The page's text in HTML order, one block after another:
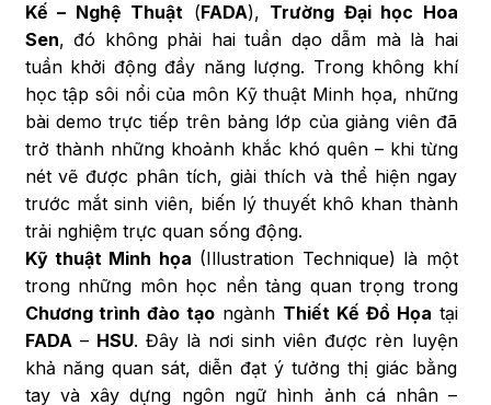
Kế – Nghệ Thuật (FADA), Trường Đại học Hoa
Sen, đó không phải hai tuần dạo dẫm mà là hai
tuần khởi động đầy năng lượng. Trong không khí
học tập sôi nổi của môn Kỹ thuật Minh họa, những
bài demo trực tiếp trên bảng lớp của giảng viên đã
trở thành những khoảnh khắc khó quên – khi từng
nét vẽ được phân tích, giải thích và thể hiện ngay
trước mắt sinh viên, biến lý thuyết khô khan thành
trải nghiệm trực quan sống động.
Kỹ thuật Minh họa (Illustration Technique) là một
trong những môn học nền tảng quan trọng trong
Chương trình đào tạo ngành Thiết Kế Đồ Họa tại
FADA– HSU. Đây là nơi sinh viên được rèn luyện
khả năng quan sát, diễn đạt ý tưởng thị giác bằng
tay và xây dựng ngôn ngữ hình ảnh cá nhân –